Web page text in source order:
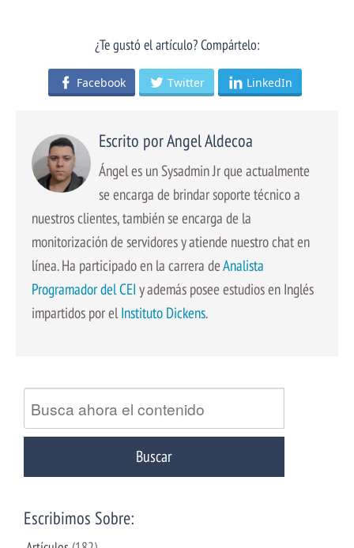
¿Te gustó el artículo? Compártelo:
Facebook Twitter LinkedIn
Escrito por Angel Aldecoa
Ángel es un Sysadmin Jr que actualmente
se encarga de brindar soporte técnico a
nuestros clientes, también se encarga de la
monitorización de servidores y atiende nuestro chat en
línea. Ha participado en la carrera deAnalista
Programador del CEI y además posee estudios en Inglés
impartidos por el Instituto Dickens.
Escribimos Sobre: